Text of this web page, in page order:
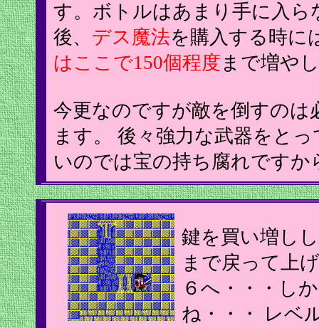
す。ボトルはあまり手に入
後、 デス魔法を購入する時に
はここで150個程度 まで増や
今更なのですが敵を倒すのは
ます。 後々強力な武器をと
いのでは宝の持ち腐れですか
鍵を買い増し
まで戻って上
６へ・・・し
ね・・・ レベ